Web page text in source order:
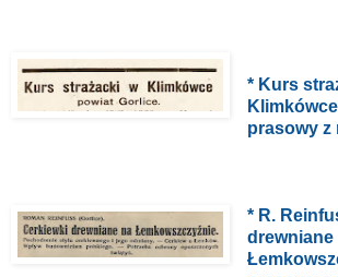
* Kurs
prasowy z
* R.
drewniane